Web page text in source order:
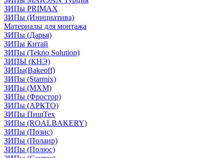
ЗИПы PRIMAX
ЗИПы (Инициатива)
Материалы для монтажа
ЗИПы (Дарья)
ЗИПы Китай
ЗИПы (Tekno Solution)
ЗИПЫ (КНЭ)
ЗИПы(Bakeoff)
ЗИПы (Starmix)
ЗИПы (МХМ)
ЗИПы (Фростор)
ЗИПы (АРКТО)
ЗИПы ПищТех
ЗИПы (ROALBAKERY)
ЗИПы (Позис)
ЗИПы (Полаир)
ЗИПы (Полюс)